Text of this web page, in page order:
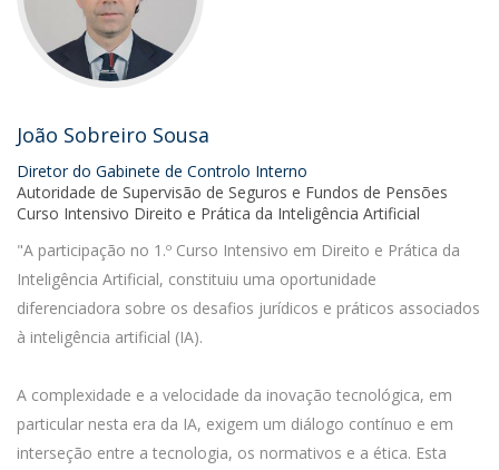
João Sobreiro Sousa
Diretor do Gabinete de Controlo Interno
Autoridade de Supervisão de Seguros e Fundos de Pensões
Curso Intensivo Direito e Prática da Inteligência Artificial
"A participação no 1.º Curso Intensivo em Direito e Prática da
Inteligência Artificial, constituiu uma oportunidade
diferenciadora sobre os desafios jurídicos e práticos associados
à inteligência artificial (IA).
A complexidade e a velocidade da inovação tecnológica, em
particular nesta era da IA, exigem um diálogo contínuo e em
interseção entre a tecnologia, os normativos e a ética. Esta